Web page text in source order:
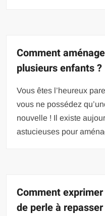
Comment
plusieurs enfants ?
Vous êtes l’heureux
vous ne possédez
nouvelle ! Il existe
astucieuses pour
Comment
de perle à repasser